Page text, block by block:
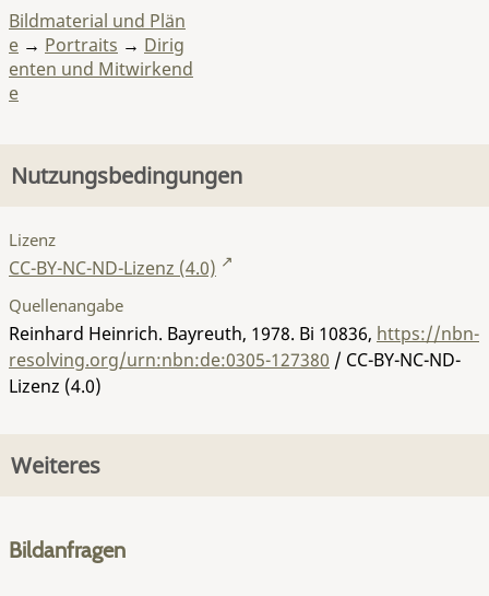
Bildmaterial und Plän
e → Portraits → Dirig
enten und Mitwirkend
e
Nutzungsbedingungen
Lizenz
CC-BY-NC-ND-Lizenz (4.0)
Quellenangabe
Reinhard Heinrich. Bayreuth, 1978. Bi 10836, https://nbn-
resolving.org/urn:nbn:de:0305-127380 / CC-BY-NC-ND-
Lizenz (4.0)
Weiteres
Bildanfragen